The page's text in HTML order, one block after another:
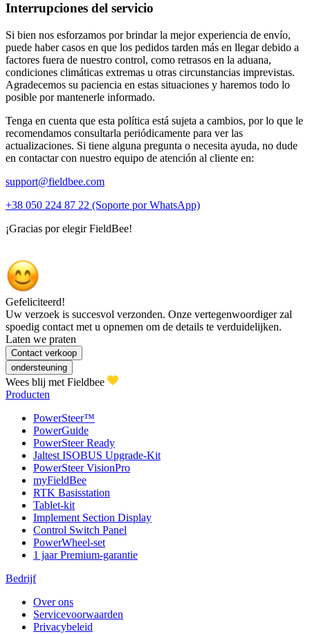
Interrupciones del servicio
Si bien nos esforzamos por brindar la mejor experiencia de envío,
puede haber casos en que los pedidos tarden más en llegar debido a
factores fuera de nuestro control, como retrasos en la aduana,
condiciones climáticas extremas u otras circunstancias imprevistas.
Agradecemos su paciencia en estas situaciones y haremos todo lo
posible por mantenerle informado.
Tenga en cuenta que esta política está sujeta a cambios, por lo que le
recomendamos consultarla periódicamente para ver las
actualizaciones. Si tiene alguna pregunta o necesita ayuda, no dude
en contactar con nuestro equipo de atención al cliente en:
support@fieldbee.com
+38 050 224 87 22 (Soporte por WhatsApp)
¡Gracias por elegir FieldBee!
Gefeliciteerd!
Uw verzoek is succesvol verzonden. Onze vertegenwoordiger zal
spoedig contact met u opnemen om de details te verduidelijken.
Laten we praten
Contact verkoop
ondersteuning
Wees blij met Fieldbee
Producten
PowerSteer™
PowerGuide
PowerSteer Ready
Jaltest ISOBUS Upgrade-Kit
PowerSteer VisionPro
myFieldBee
RTK Basisstation
Tablet-kit
Implement Section Display
Control Switch Panel
PowerWheel-set
1 jaar Premium-garantie
Bedrijf
Over ons
Servicevoorwaarden
Privacybeleid